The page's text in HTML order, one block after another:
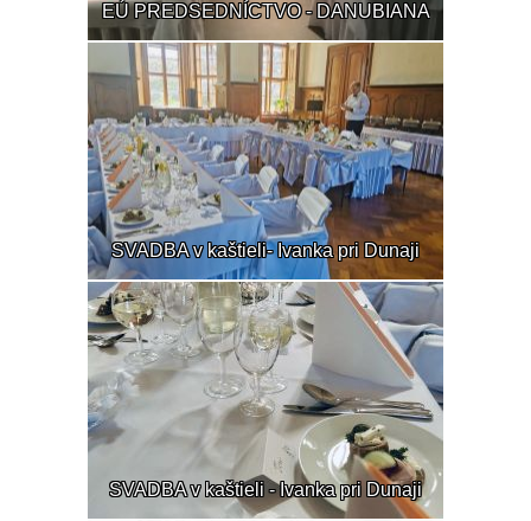
EÚ PREDSEDNÍCTVO - DANUBIANA
SVADBA v kaštieli- Ivanka pri Dunaji
SVADBA v kaštieli - Ivanka pri Dunaji